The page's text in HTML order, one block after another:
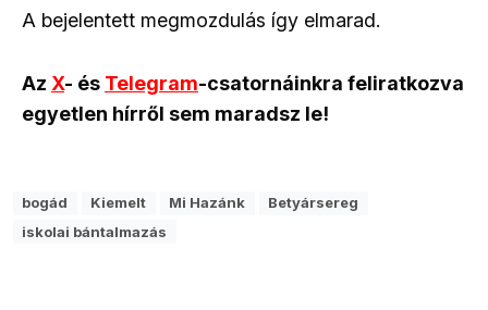
A bejelentett megmozdulás így elmarad.
Az X- és Telegram-csatornáinkra feliratkozva
egyetlen hírről sem maradsz le!
bogád Kiemelt Mi Hazánk
Betyársereg
iskolai bántalmazás